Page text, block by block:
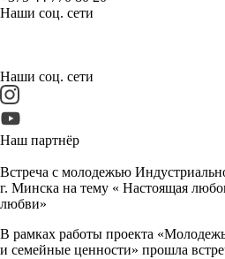
Наши соц. сети
Наши соц. сети
Наш партнёр
Встреча с молодежью
г. Минска на тему « Настоящая
любви»
В рамках работы проекта
и семейные ценности» прошла